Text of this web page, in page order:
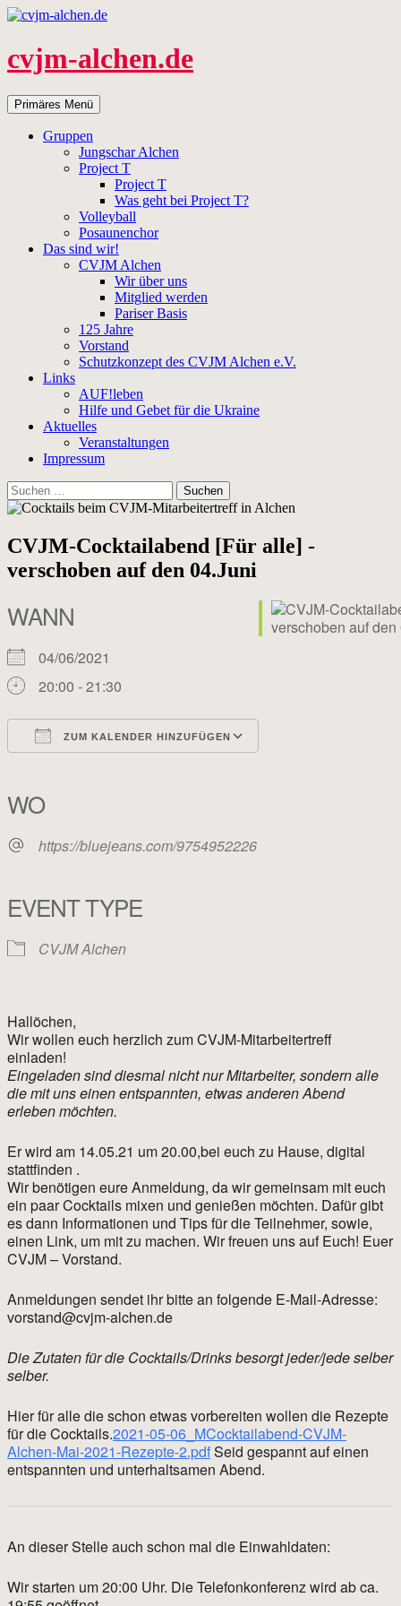
Zum
springen
cvjm-alchen.de
Suchen
Primäres Menü
Gruppen
Jungschar Alchen
Project T
Project T
Was geht bei Project T?
Volleyball
Posaunenchor
Das sind wir!
CVJM Alchen
Wir über uns
Mitglied werden
Pariser Basis
125 Jahre
Vorstand
Schutzkonzept des CVJM Alchen e.V.
Links
AUF!leben
Hilfe und Gebet für die Ukraine
Aktuelles
Veranstaltungen
Impressum
Suchen
nach:
CVJM-Cocktailabend [Für alle] -
verschoben auf den 04.Juni
WANN
04/06/2021
20:00 - 21:30
ZUM KALENDER HINZUFÜGEN
WO
https://bluejeans.com/9754952226
EVENT TYPE
CVJM Alchen
Hallöchen,
Wir wollen euch herzlich zum CVJM-Mitarbeitertreff
einladen!
Eingeladen sind diesmal nicht nur Mitarbeiter, sondern alle
die mit uns einen entspannten, etwas anderen Abend
erleben möchten.
Er wird am 14.05.21 um 20.00,bei euch zu Hause, digital
stattfinden .
Wir benötigen eure Anmeldung, da wir gemeinsam mit euch
ein paar Cocktails mixen und genießen möchten. Dafür gibt
es dann Informationen und Tips für die Teilnehmer, sowie,
einen Link, um mit zu machen. Wir freuen uns auf Euch! Euer
CVJM – Vorstand.
Anmeldungen sendet ihr bitte an folgende E-Mail-Adresse:
vorstand@cvjm-alchen.de
Die Zutaten für die Cocktails/Drinks besorgt jeder/jede selber
selber.
Hier für alle die schon etwas vorbereiten wollen die Rezepte
für die Cocktails.2021-05-06_MCocktailabend-CVJM-
Alchen-Mai-2021-Rezepte-2.pdfSeid gespannt auf einen
entspannten und unterhaltsamen Abend.
An dieser Stelle auch schon mal die Einwahldaten:
Wir starten um 20:00 Uhr. Die Telefonkonferenz wird ab ca.